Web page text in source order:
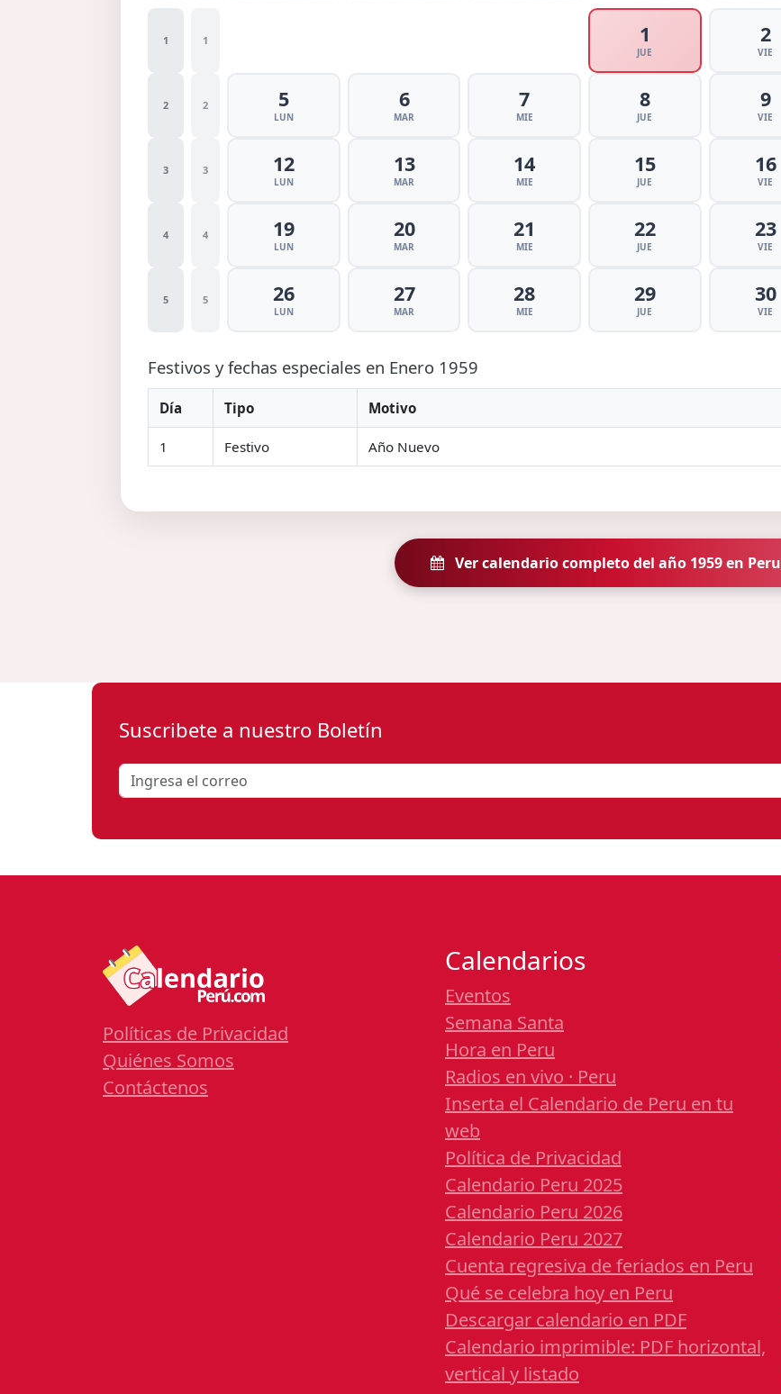
1 1 1
JUE
2
VIE
2 2 5
LUN
6
MAR
7
MIE
8
JUE
9
VIE
3 3 12
LUN
13
MAR
14
MIE
15
JUE
16
VIE
4 4 19
LUN
20
MAR
21
MIE
22
JUE
23
VIE
5 5 26
LUN
27
MAR
28
MIE
29
JUE
30
VIE
Festivos y fechas especiales en Enero 1959
Día Tipo Motivo
1 Festivo Año Nuevo
Ver calendario completo del año 1959 en Peru
Suscribete a nuestro Boletín
Políticas de Privacidad
Quiénes Somos
Contáctenos
Calendarios
Eventos
Semana Santa
Hora en Peru
Radios en vivo · Peru
Inserta el Calendario de Peru en tu
web
Política de Privacidad
Calendario Peru 2025
Calendario Peru 2026
Calendario Peru 2027
Cuenta regresiva de feriados en Peru
Qué se celebra hoy en Peru
Descargar calendario en PDF
Calendario imprimible: PDF horizontal,
vertical y listado